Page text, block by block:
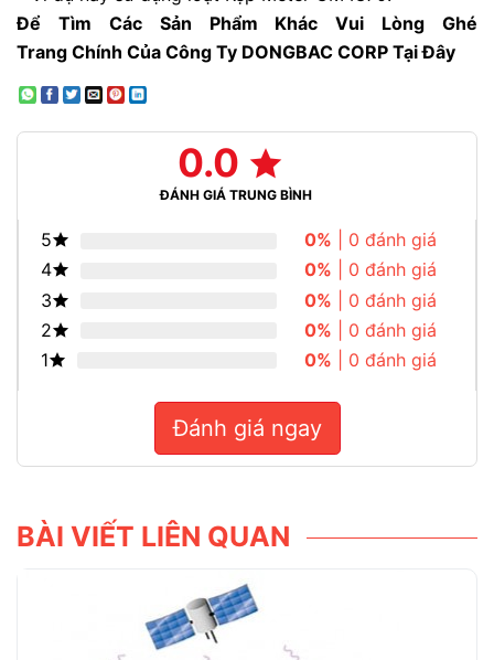
Để Tìm Các Sản Phẩm Khác Vui Lòng Ghé
Trang Chính Của Công Ty DONGBAC CORP Tại Đây
0.0
ĐÁNH GIÁ TRUNG BÌNH
5 0% | 0 đánh giá
4
0% | 0 đánh giá
3
0% | 0 đánh giá
2
0% | 0 đánh giá
1
0% | 0 đánh giá
Đánh giá ngay
BÀI VIẾT LIÊN QUAN